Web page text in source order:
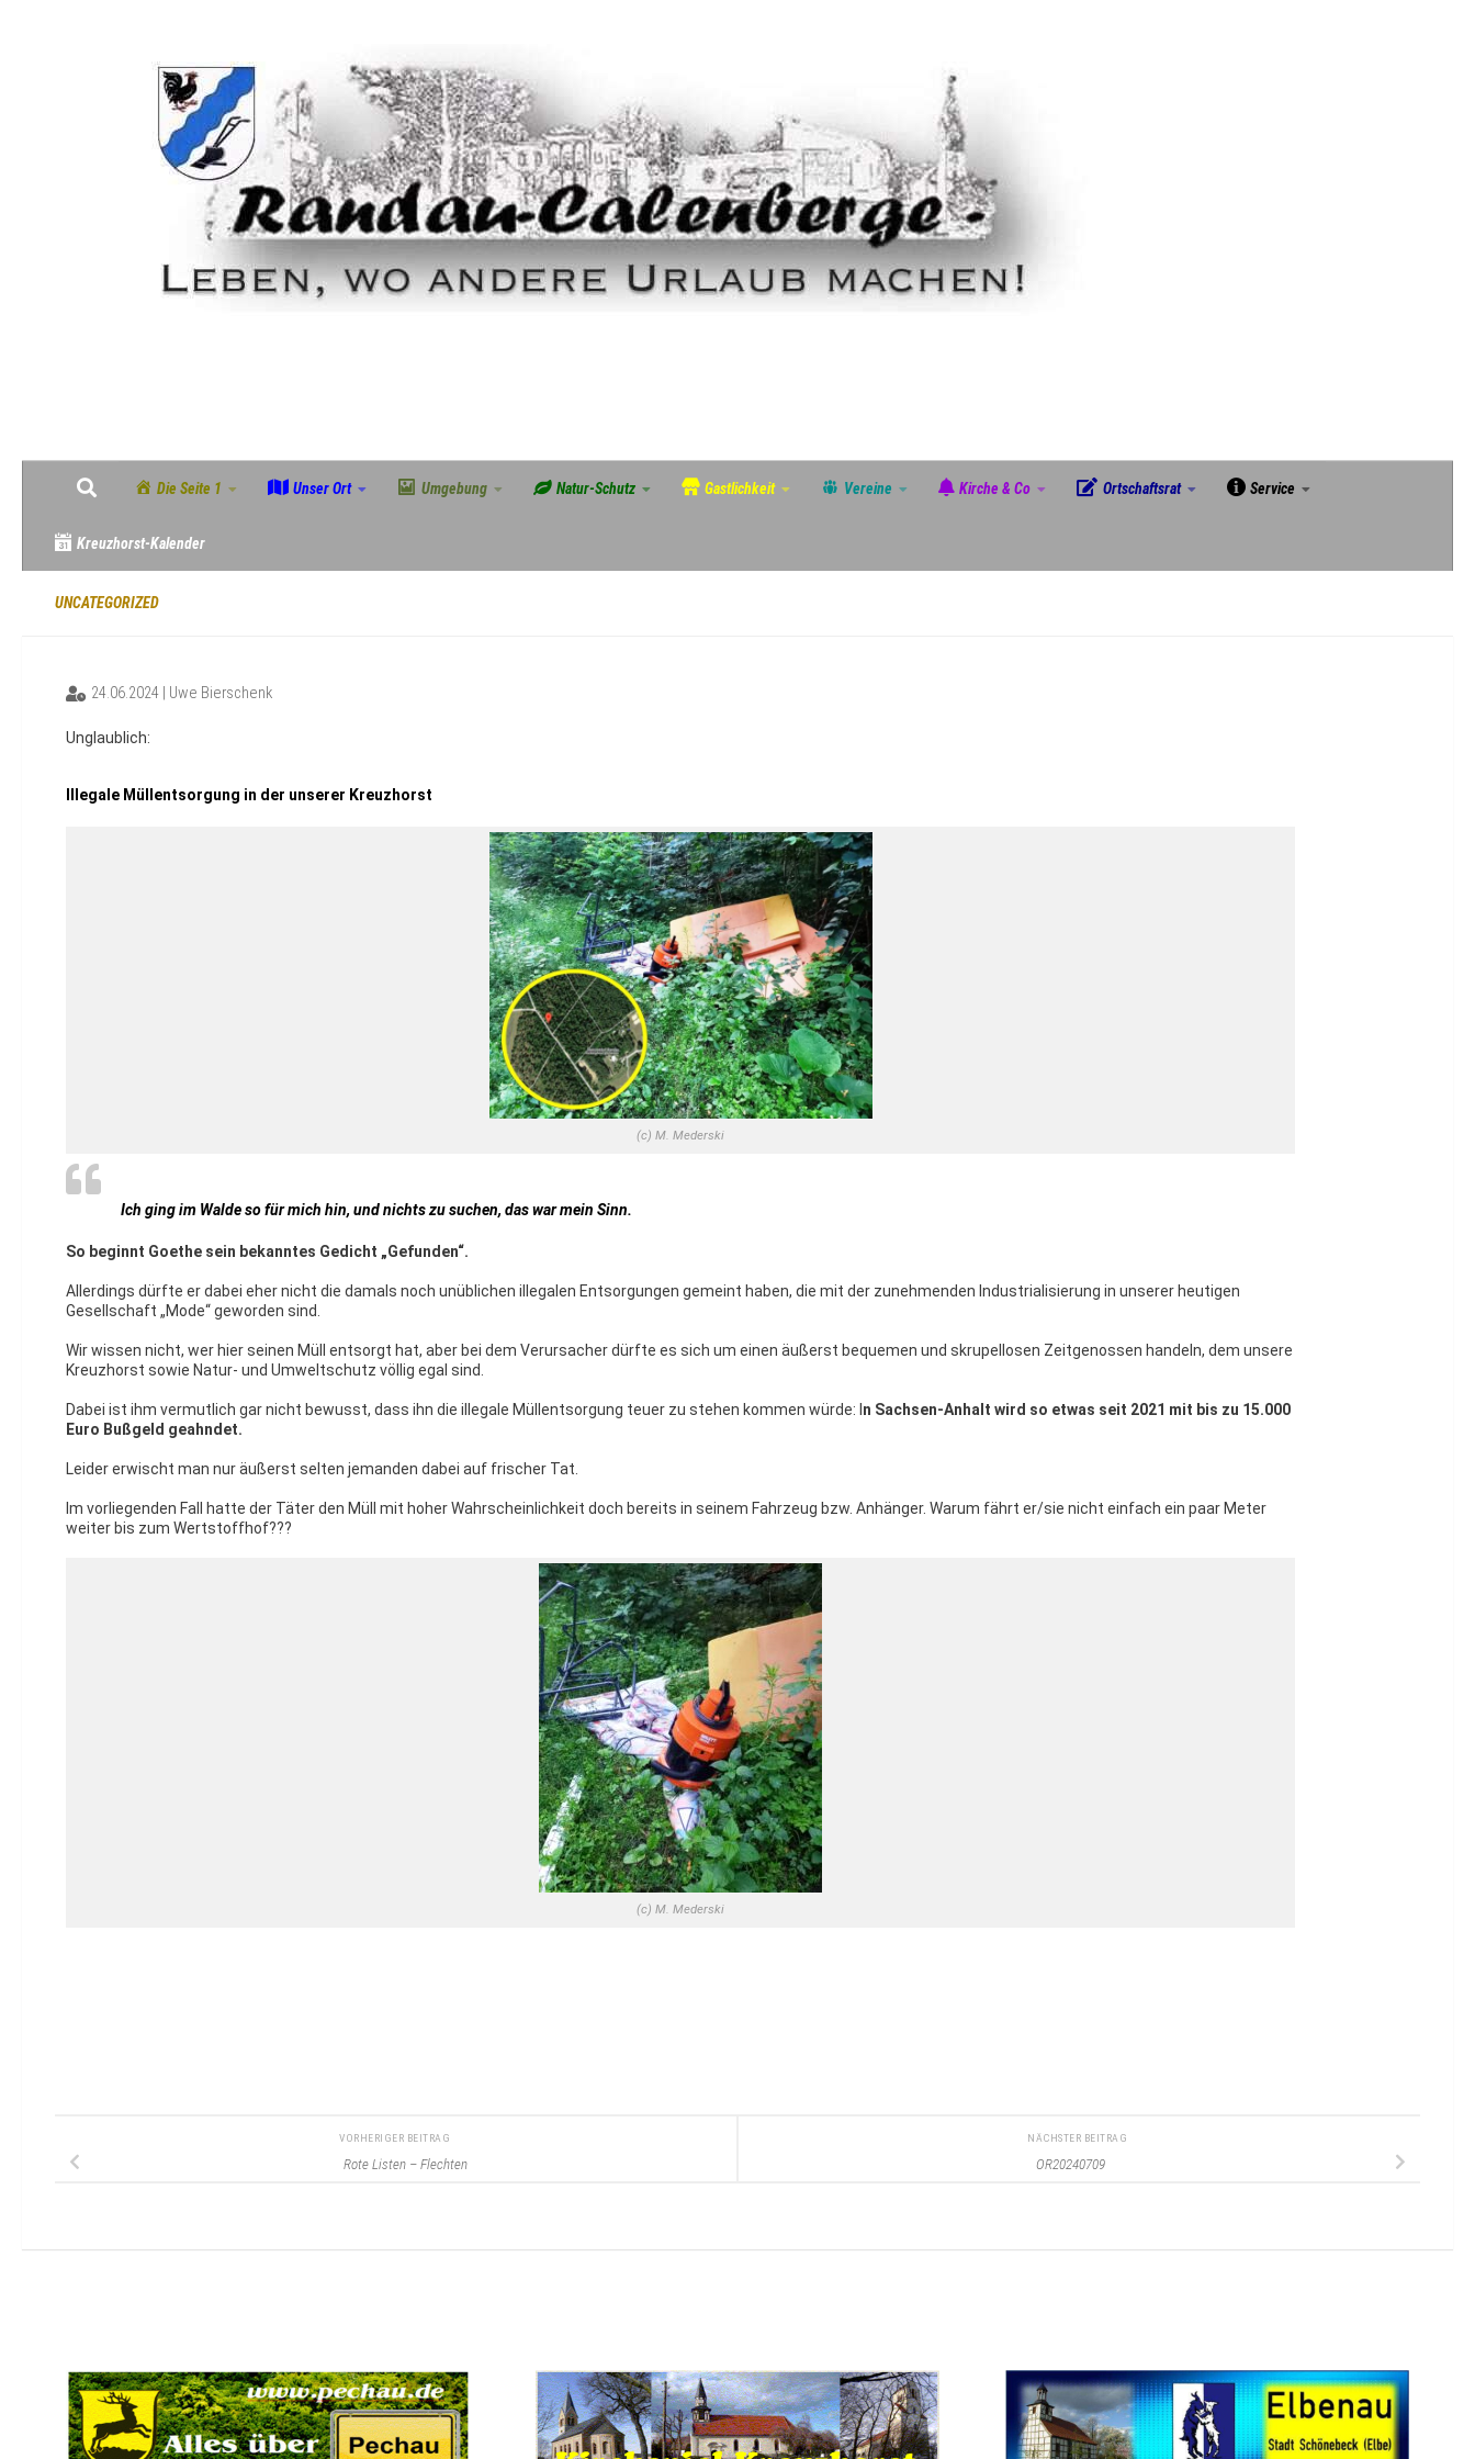
Die Seite 1 Unser Ort Umgebung Natur-Schutz Gastlichkeit Vereine Kirche & Co Ortschaftsrat Service
Kreuzhorst-Kalender
UNCATEGORIZED
24.06.2024 | Uwe Bierschenk
Unglaublich:
Illegale Müllentsorgung in der unserer Kreuzhorst
(c) M. Mederski
Ich ging im Walde so für mich hin, und nichts zu suchen, das war mein Sinn.
So beginnt Goethe sein bekanntes Gedicht „Gefunden“.
Allerdings dürfte er dabei eher nicht die damals noch unüblichen illegalen Entsorgungen gemeint haben, die mit der zunehmenden Industrialisierung in unserer heutigen
Gesellschaft „Mode“ geworden sind.
Wir wissen nicht, wer hier seinen Müll entsorgt hat, aber bei dem Verursacher dürfte es sich um einen äußerst bequemen und skrupellosen Zeitgenossen handeln, dem unsere
Kreuzhorst sowie Natur- und Umweltschutz völlig egal sind.
Dabei ist ihm vermutlich gar nicht bewusst, dass ihn die illegale Müllentsorgung teuer zu stehen kommen würde: I n Sachsen-Anhalt wird so etwas seit 2021 mit bis zu 15.000
Euro Bußgeld geahndet.
Leider erwischt man nur äußerst selten jemanden dabei auf frischer Tat.
Im vorliegenden Fall hatte der Täter den Müll mit hoher Wahrscheinlichkeit doch bereits in seinem Fahrzeug bzw. Anhänger. Warum fährt er/sie nicht einfach ein paar Meter
weiter bis zum Wertstoffhof???
(c) M. Mederski
NÄCHSTER BEITRAG
OR20240709
VORHERIGER BEITRAG
Rote Listen – Flechten